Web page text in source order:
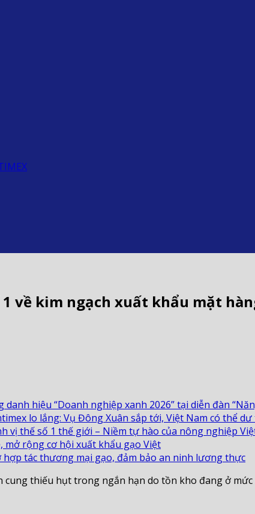
về kim ngạch xuất khẩu mặt
hiệu “Doanh nghiệp xanh 2026” tại diễn đàn
lo lắng: Vụ Đông Xuân sắp tới, Việt Nam có thể
vị thế số 1 thế giới – Niềm tự hào của nông nghiệp
mở rộng cơ hội xuất khẩu gạo Việt
tác thương mại gạo, đảm bảo an ninh lương thực
thiếu hụt trong ngắn hạn do tồn kho đang ở